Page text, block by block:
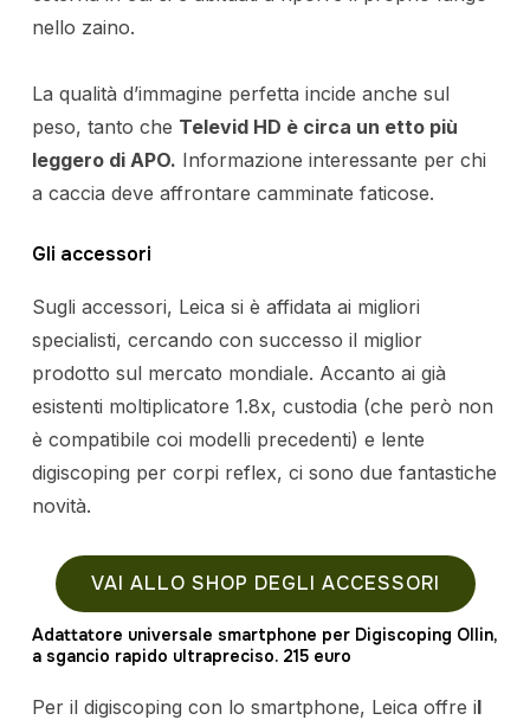
nello zaino.
La qualità d’immagine perfetta incide anche sul
peso, tanto che Televid HD è circa un etto più
leggero di APO. Informazione interessante per chi
a caccia deve affrontare camminate faticose.
Gli accessori
Sugli accessori, Leica si è affidata ai migliori
specialisti, cercando con successo il miglior
prodotto sul mercato mondiale. Accanto ai già
esistenti moltiplicatore 1.8x, custodia (che però non
è compatibile coi modelli precedenti) e lente
digiscoping per corpi reflex, ci sono due fantastiche
novità.
VAI ALLO SHOP DEGLI ACCESSORI
Adattatore universale smartphone per Digiscoping Ollin,
a sgancio rapido ultrapreciso. 215 euro
Per il digiscoping con lo smartphone, Leica offre il